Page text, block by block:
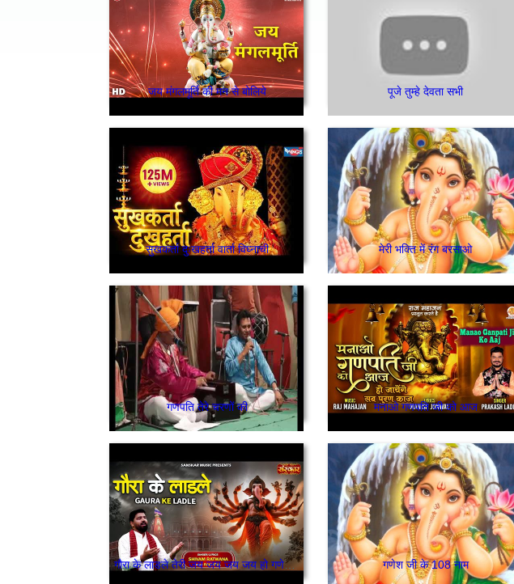
जय मंगलमूर्ति की मन से बोलिये पूजे तुम्हे देवता सभी
सुखकर्ता दुःखहर्ता वार्ता विघ्नाची मेरी भक्ति में रंग बरसाओ
गणपति तेरे चरणों की मनाओ गणपति जी को आज
गौरा के लाडले तेरी जय जय जय जय हो गणेश जी गणेश जी के 108 नाम